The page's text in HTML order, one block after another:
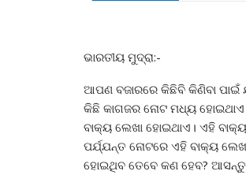
ଭାରତୀୟ ମୁଦ୍ରା:-
ଆପଣ ବଜାରରେ କିଛିବି କିଣିବା ପାଇଁ
କିଛି କାଗଜର ନୋଟ ମଧ୍ୟ
ବାକ୍ୟ ଲେଖା ହୋଇଥାଏ। ଏହି
ପର୍ଯ୍ଯନ୍ତ ନୋଟରେ ଏହି ବାକ୍ୟ
ହୋଇଥିବ ତେବେ କଣ ହେବ? ଆସନ୍ତୁ